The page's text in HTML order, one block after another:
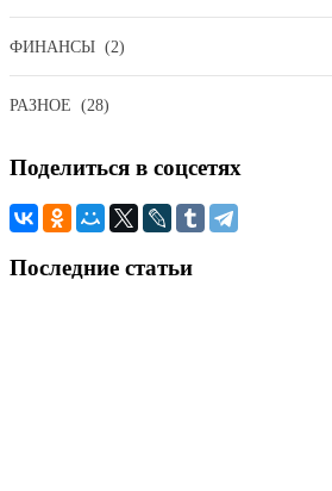
ФИНАНСЫ (2)
РАЗНОЕ (28)
Поделиться в соцсетях
Последние статьи